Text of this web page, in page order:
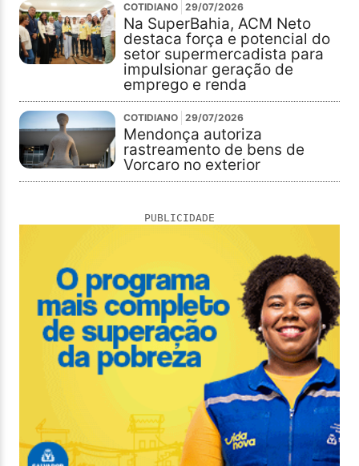
COTIDIANO 29/07/2026
Na SuperBahia, ACM Neto
destaca força e potencial do
setor supermercadista para
impulsionar geração de
emprego e renda
COTIDIANO 29/07/2026
Mendonça autoriza
rastreamento de bens de
Vorcaro no exterior
PUBLICIDADE